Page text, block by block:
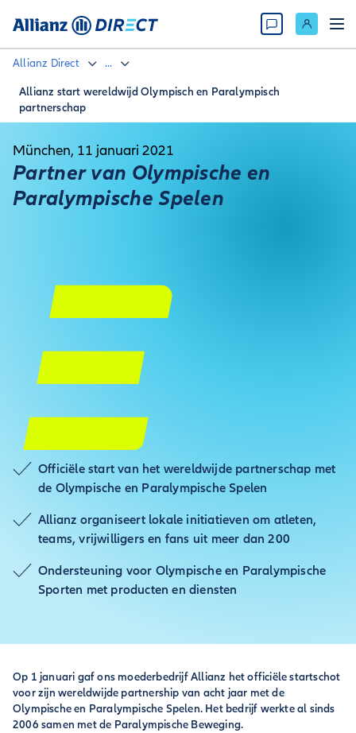
Allianz Direct ...
Allianz start wereldwijd Olympisch en Paralympisch
partnerschap
München, 11 januari 2021
Partner van Olympische en
Paralympische Spelen
Officiële start van het wereldwijde partnerschap met
de Olympische en Paralympische Spelen
Allianz organiseert lokale initiatieven om atleten,
teams, vrijwilligers en fans uit meer dan 200
Ondersteuning voor Olympische en Paralympische
Sporten met producten en diensten
Op 1 januari gaf ons moederbedrijf Allianz het officiële startschot
voor zijn wereldwijde partnership van acht jaar met de
Olympische en Paralympische Spelen. Het bedrijf werkte al sinds
2006 samen met de Paralympische Beweging.